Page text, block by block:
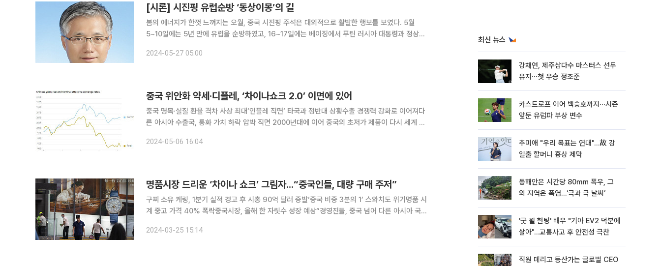
[시론] 시진핑 유럽순방 ‘동상이몽’의 길
봄의 에너지가 한껏 느껴지는 오월, 중국 시진핑 주석은 대외적으로 활발한 행보를 보였다. 5월
5~10일에는 5년 만에 유럽을 순방하였고, 16~17일에는 베이징에서 푸틴 러시아 대통령과 정상회
을 위해 생산과 투자를 독려하는데 국내 소비는 제자리다. 창고에
2024-05-27 05:00
중국 위안화 약세·디플레, ‘차이나쇼크 2.0’ 이면에 있어
중국 명목·실질 환율 격차 사상 최대‘인플레 직면‘ 타국과 정반대 상황수출 경쟁력 강화로 이어져다
른 아시아 수출국, 통화 가치 하락 압박 직면 2000년대에 이어 중국의 초저가 제품이 다시 세계 시
2024-05-06 16:04
명품시장 드리운 ‘차이나 쇼크’ 그림자...“중국인들, 대량 구매 주저”
구찌 소유 케링, 1분기 실적 경고 후 시총 90억 달러 증발‘중국 비중 3분의 1’ 스와치도 위기명품 시
계 중고 가격 40% 폭락중국시장, 올해 한 자릿수 성장 예상“경영진들, 중국 넘어 다른 아시아 국가
내내 시장을 괴롭혔지만, 최근 정도가 심해진 양상
2024-03-25 15:14
최신 뉴스
강채연, 제주삼다수 마스터스 선두
유지⋯첫 우승 정조준
카스트로프 이어 백승호까지⋯시즌
앞둔 유럽파 부상 변수
추미애 "우리 목표는 연대"…故 강
일출 할머니 흉상 제막
동해안은 시간당 80㎜ 폭우, 그
외 지역은 폭염…‘극과 극 날씨’
'굿 윌 헌팅' 배우 "기아 EV2 덕분에
살아"…교통사고 후 안전성 극찬
직원 데리고 등산가는 글로벌 CEO